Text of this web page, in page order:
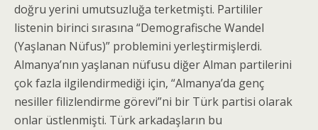
doğru yerini umutsuzluğa terketmişti. Partililer
listenin birinci sırasına “Demografische Wandel
(Yaşlanan Nüfus)” problemini yerleştirmişlerdi.
Almanya’nın yaşlanan nüfusu diğer Alman partilerini
çok fazla ilgilendirmediği için, “Almanya’da genç
nesiller filizlendirme görevi”ni bir Türk partisi olarak
onlar üstlenmişti. Türk arkadaşların bu